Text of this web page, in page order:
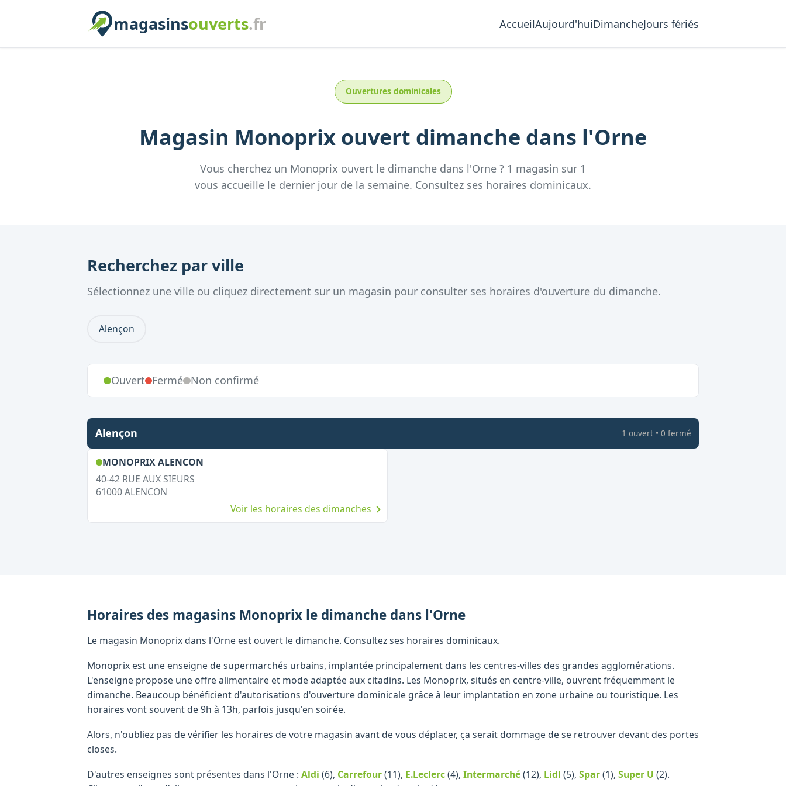
magasinsouverts.fr AccueilAujourd'huiDimancheJours fériés
Ouvertures dominicales
Magasin Monoprix ouvert dimanche dans l'Orne
Vous cherchez un Monoprix ouvert le dimanche dans l'Orne ? 1 magasin sur 1
vous accueille le dernier jour de la semaine. Consultez ses horaires dominicaux.
Recherchez par ville
Sélectionnez une ville ou cliquez directement sur un magasin pour consulter ses horaires d'ouverture du dimanche.
Alençon
Ouvert Fermé Non confirmé
Alençon 1 ouvert• 0 fermé
MONOPRIX ALENCON,
40-42 RUE AUX SIEURS
61000 ALENCON
Voir les horaires des dimanches
Horaires des magasins Monoprix le dimanche dans l'Orne
Le magasin Monoprix dans l'Orne est ouvert le dimanche. Consultez ses horaires dominicaux.
Monoprix est une enseigne de supermarchés urbains, implantée principalement dans les centres-villes des grandes agglomérations.
L'enseigne propose une offre alimentaire et mode adaptée aux citadins. Les Monoprix, situés en centre-ville, ouvrent fréquemment le
dimanche. Beaucoup bénéficient d'autorisations d'ouverture dominicale grâce à leur implantation en zone urbaine ou touristique. Les
horaires vont souvent de 9h à 13h, parfois jusqu'en soirée.
Alors, n'oubliez pas de vérifier les horaires de votre magasin avant de vous déplacer, ça serait dommage de se retrouver devant des portes
closes.
D'autres enseignes sont présentes dans l'Orne : Aldi (6), Carrefour(11), E.Leclerc(4), Intermarché(12), Lidl (5), Spar(1), Super U (2).